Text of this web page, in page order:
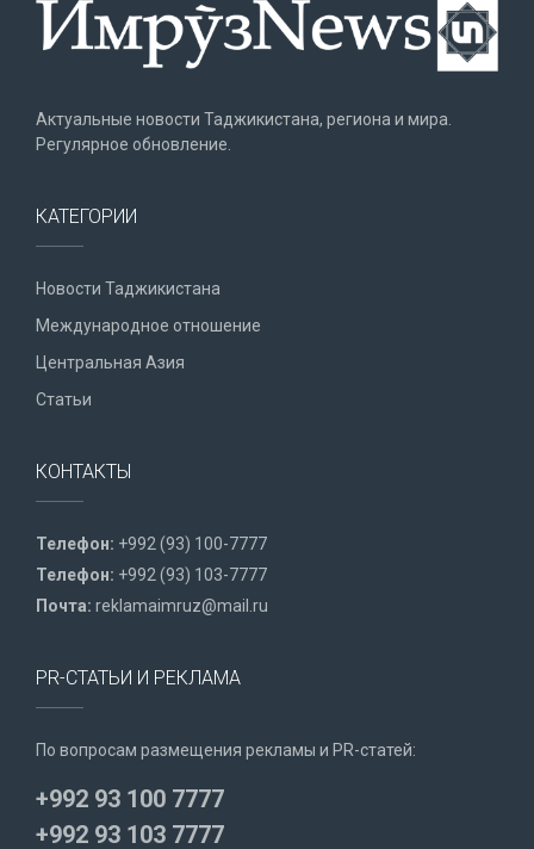
Актуальные новости Таджикистана, региона и мира.
Регулярное обновление.
КАТЕГОРИИ
Новости Таджикистана
Международное отношение
Центральная Азия
Статьи
КОНТАКТЫ
Телефон: +992 (93) 100-7777
Телефон: +992 (93) 103-7777
Почта: reklamaimruz@mail.ru
PR-СТАТЬИ И РЕКЛАМА
По вопросам размещения рекламы и PR-статей:
+992 93 100 7777
+992 93 103 7777